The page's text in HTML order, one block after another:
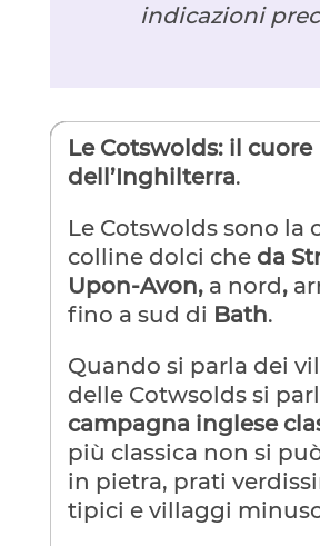
indicazioni
Le Cotswolds: il cuore
dell’Inghilterra.
Le Cotswolds sono la
colline dolci che da
Upon-Avon,a nord,
fino a sud di Bath.
Quando si parla dei
delle Cotwsolds si
campagna inglese
più classica non si
in pietra, prati
tipici e villaggi